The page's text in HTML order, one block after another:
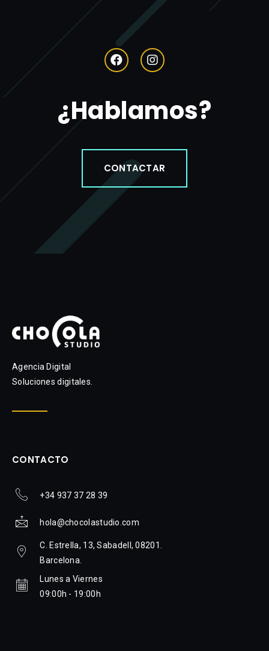
¿Hablamos?
CONTACTAR
Agencia Digital
Soluciones digitales.
CONTACTO
+34 937 37 28 39
hola@chocolastudio.com
C. Estrella, 13, Sabadell, 08201.
Barcelona.
Lunes a Viernes
09:00h - 19:00h